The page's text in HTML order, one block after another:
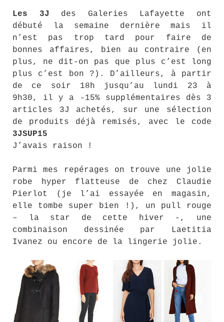
Les 3J des Galeries Lafayette ont
débuté la semaine dernière mais il
n’est pas trop tard pour faire de
bonnes affaires, bien au contraire (en
plus, ne dit-on pas que plus c’est long
plus c’est bon ?). D’ailleurs, à partir
de ce soir 18h jusqu’au lundi 23 à
9h30, il y a -15% supplémentaires dès 3
articles 3J achetés, sur une sélection
de produits déjà remisés, avec le code
3JSUP15
J’avais raison !
Parmi mes repérages on trouve une jolie
robe hyper flatteuse de chez Claudie
Pierlot (je l’ai essayée en magasin,
elle tombe super bien !), un pull rouge
– la star de cette hiver -, une
combinaison dessinée par Laetitia
Ivanez ou encore de la lingerie jolie.